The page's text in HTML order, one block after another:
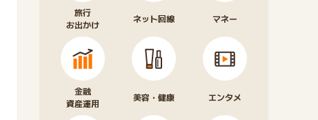
旅行
お出かけ
ネット回線 マネー
金融
資産運用
美容・健康 エンタメ